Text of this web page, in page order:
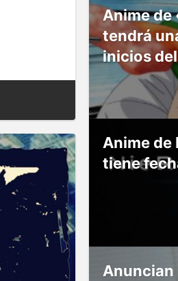
Anime de
tendrá
inicios
Anime de
tiene
Anuncian